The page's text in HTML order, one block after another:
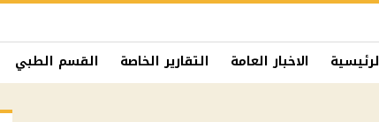
الاخبار العامة التقارير الخاصة القسم الطبي